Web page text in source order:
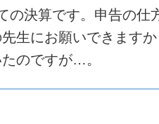
の決算です。申告の仕
生にお願いできますか
のですが…。